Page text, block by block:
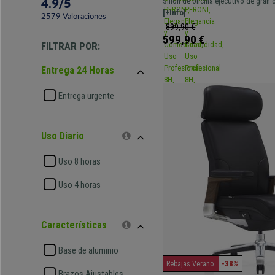
4.9/5
2579 Valoraciones
FILTRAR POR:
Entrega 24 Horas
Entrega urgente
Uso Diario
Uso 8 horas
Uso 4 horas
Características
Base de aluminio
Calidad, Piel Gris
ergonómico. Diseño elegante y
garantizada!
[+Info]
899,90 €
599,90 €
Rebajas Verano -38%